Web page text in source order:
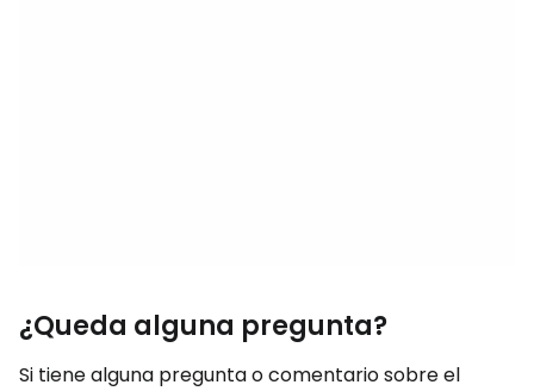
¿Queda alguna pregunta?
Si tiene alguna pregunta o comentario sobre el